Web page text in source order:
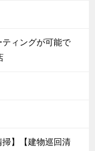
ィングが可能で
】【建物巡回清